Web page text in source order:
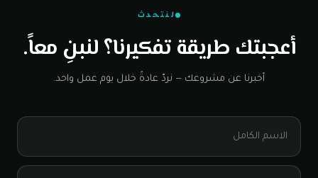
لنتحدث
أعجبتك طريقة تفكيرنا؟ لنبنِ معاً.
أخبرنا عن مشروعك — نردّ عادةً خلال يوم عمل واحد.